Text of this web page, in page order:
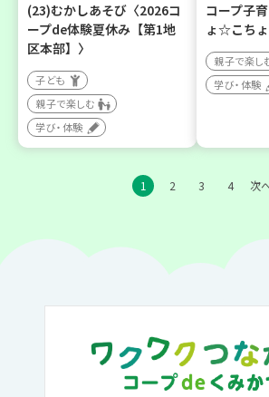
(23)むかしあそび〈2026コ
ープde体験夏休み【第1地
区本部】〉
子ども
親子で楽しむ
学び・体験
コープ子
ょ☆こちょ
親子で楽し
学び・体験
1 2 3 4 次